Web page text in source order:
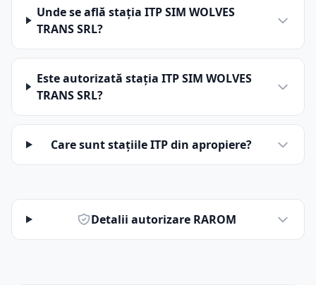
Unde se află stația ITP SIM WOLVES
TRANS SRL?
Este autorizată stația ITP SIM WOLVES
TRANS SRL?
Care sunt stațiile ITP din apropiere?
Detalii autorizare RAROM